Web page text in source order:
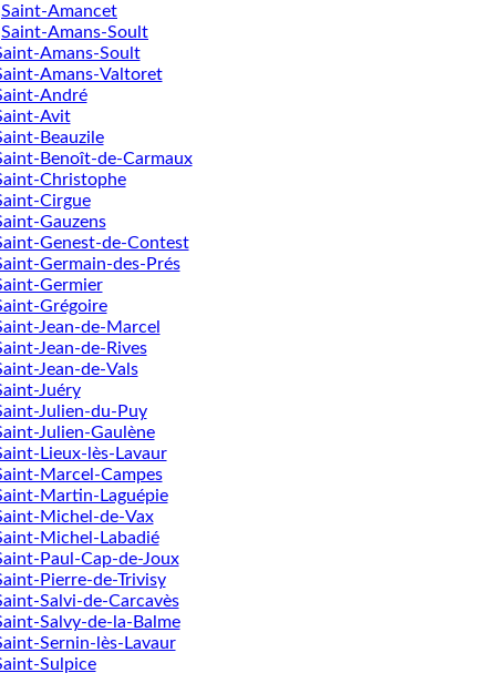
Saint-Amancet
Saint-Amans-Soult
Amans-Soult
Amans-Valtoret
André
Avit
Beauzile
Benoît-de-Carmaux
Christophe
Cirgue
Gauzens
Genest-de-Contest
Germain-des-Prés
Germier
Grégoire
Jean-de-Marcel
Jean-de-Rives
Jean-de-Vals
Juéry
Julien-du-Puy
Julien-Gaulène
Lieux-lès-Lavaur
Marcel-Campes
Martin-Laguépie
Michel-de-Vax
Michel-Labadié
Paul-Cap-de-Joux
Pierre-de-Trivisy
Salvi-de-Carcavès
Salvy-de-la-Balme
Sernin-lès-Lavaur
Sulpice